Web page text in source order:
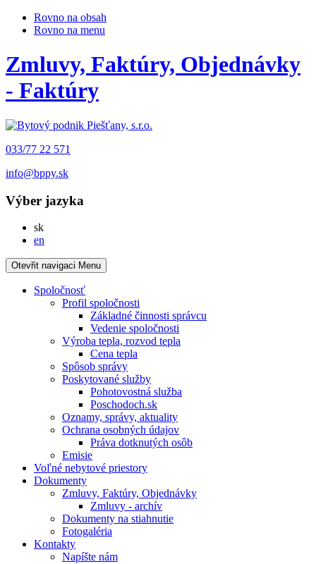
Rovno na obsah
Rovno na menu
Zmluvy, Faktúry, Objednávky
- Faktúry
033/77 22 571
info@bppy.sk
Výber jazyka
skSlovensky
en
Otevřit navigaci Menu
Spoločnosť
Profil spoločnosti
Základné činnosti správcu
Vedenie spoločnosti
Výroba tepla, rozvod tepla
Cena tepla
Spôsob správy
Poskytované služby
Pohotovostná služba
Poschodoch.sk
Oznamy, správy, aktuality
Ochrana osobných údajov
Práva dotknutých osôb
Emisie
Voľné nebytové priestory
Dokumenty
Zmluvy, Faktúry, Objednávky
Zmluvy - archív
Dokumenty na stiahnutie
Fotogaléria
Kontakty
Napíšte nám